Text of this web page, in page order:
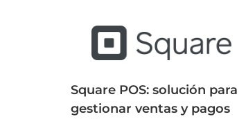
Square POS: solución para
gestionar ventas y pagos